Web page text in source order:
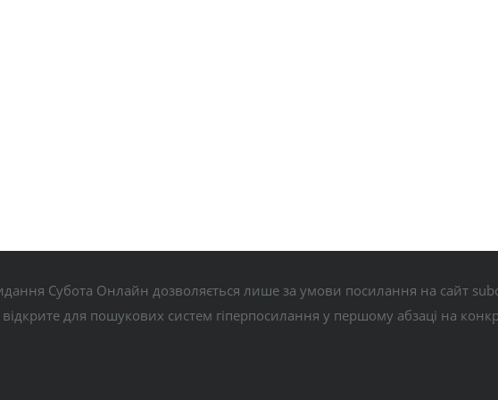
Субота Онлайн дозволяється лише за умови посилання на сайт
для пошукових систем гіперпосилання у першому абзаці на